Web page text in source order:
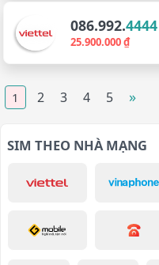
086.992.4444
25.900.000 ₫
1 2 3 4 5 »
SIM THEO NHÀ MẠNG